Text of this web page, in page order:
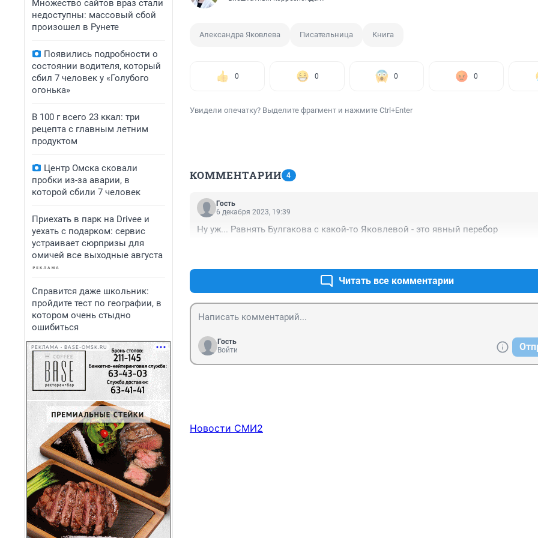
Множество сайтов враз стали
недоступны: массовый сбой
произошел в Рунете
Появились подробности о
состоянии водителя, который
сбил 7 человек у «Голубого
огонька»
В 100 г всего 23 ккал: три
рецепта с главным летним
продуктом
Центр Омска сковали
пробки из-за аварии, в
которой сбили 7 человек
Приехать в парк на Drivee и
уехать с подарком: сервис
устраивает сюрпризы для
омичей все выходные августа
Справится даже школьник:
пройдите тест по географии, в
котором очень стыдно
ошибиться
РЕКЛАМА • BASE-OMSK.RU
Александра Яковлева Писательница Книга
0 0 0 0
Увидели опечатку? Выделите фрагмент и нажмите Ctrl+Enter
КОММЕНТАРИИ 4
Гость
6 декабря 2023, 19:39
Ну уж... Равнять Булгакова с какой-то Яковлевой - это явный перебор
Читать все комментарии
Гость
Войти
Новости СМИ2